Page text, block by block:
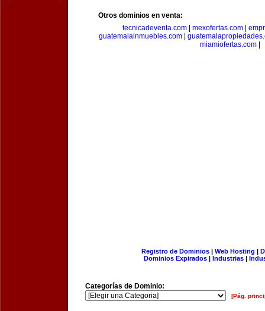
Otros dominios en venta:
tecnicadeventa.com
mexofertas.com
guatemalainmuebles.com
miamiofertas.com
Registro de Dominios| Web Hosting |
Dominios Expirados | Industrias |
Categorías de Dominio:
[Pág.